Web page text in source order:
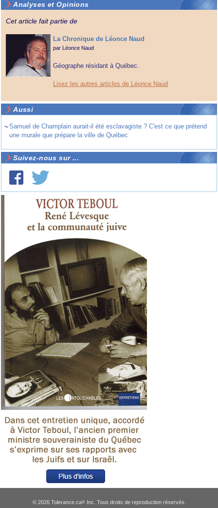
Analyses et Opinions
Cet article fait partie de
La Chronique de Léonce Naud
par Léonce Naud
Géographe résidant à Québec.
Lisez les autres articles de Léonce Naud
Aussi
~Samuel de Champlain aurait-il été esclavagiste ? C'est ce que prétend
une murale que prépare la ville de Québec
Suivez-nous sur ...
© 2026 Tolerance.ca®Inc. Tous droits de reproduction réservés.